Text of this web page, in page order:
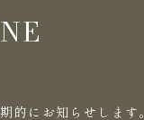
的にお知らせします。